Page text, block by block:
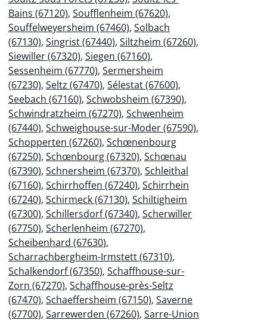
Bains (67120), Soufflenheim (67620),
Souffelweyersheim (67460), Solbach
(67130), Singrist (67440), Siltzheim (67260),
Siewiller (67320), Siegen (67160),
Sessenheim (67770), Sermersheim
(67230), Seltz (67470), Sélestat (67600),
Seebach (67160), Schwobsheim (67390),
Schwindratzheim (67270), Schwenheim
(67440), Schweighouse-sur-Moder (67590),
Schopperten (67260), Schœnenbourg
(67250), Schœnbourg (67320), Schœnau
(67390), Schnersheim (67370), Schleithal
(67160), Schirrhoffen (67240), Schirrhein
(67240), Schirmeck (67130), Schiltigheim
(67300), Schillersdorf (67340), Scherwiller
(67750), Scherlenheim (67270),
Scheibenhard (67630),
Scharrachbergheim-Irmstett (67310),
Schalkendorf (67350), Schaffhouse-sur-
Zorn (67270), Schaffhouse-près-Seltz
(67470), Schaeffersheim (67150), Saverne
(67700), Sarrewerden (67260), Sarre-Union